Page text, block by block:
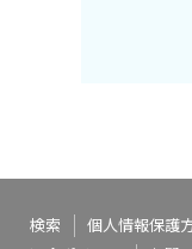
検索 個人情報保護